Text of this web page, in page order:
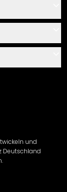
und
Deutschland